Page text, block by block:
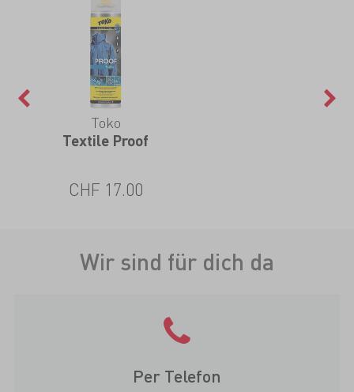
Toko
Textile Proof
CHF 17.00
Wir sind für dich da
Per Telefon